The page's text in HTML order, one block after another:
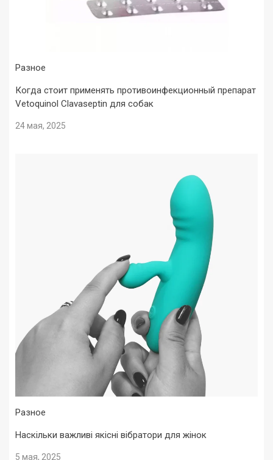
Разное
Когда стоит применять противоинфекционный препарат
Vetoquinol Clavaseptin для собак
24 мая, 2025
Разное
Наскільки важливі якісні вібратори для жінок
5 мая, 2025